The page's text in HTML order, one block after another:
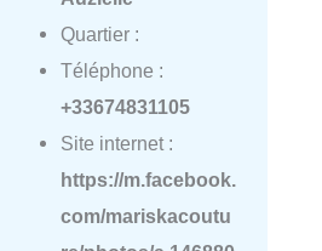
Quartier :
Téléphone :
+33674831105
Site internet :
https://m.facebook.
com/mariskacoutu